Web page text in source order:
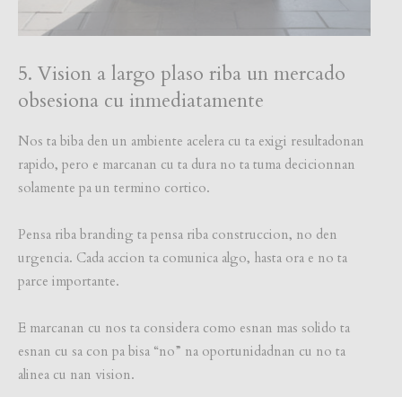
5. Vision a largo plaso riba un mercado
obsesiona cu inmediatamente
Nos ta biba den un ambiente acelera cu ta exigi resultadonan
rapido, pero e marcanan cu ta dura no ta tuma decicionnan
solamente pa un termino cortico.
Pensa riba branding ta pensa riba construccion, no den
urgencia. Cada accion ta comunica algo, hasta ora e no ta
parce importante.
E marcanan cu nos ta considera como esnan mas solido ta
esnan cu sa con pa bisa “no” na oportunidadnan cu no ta
alinea cu nan vision.